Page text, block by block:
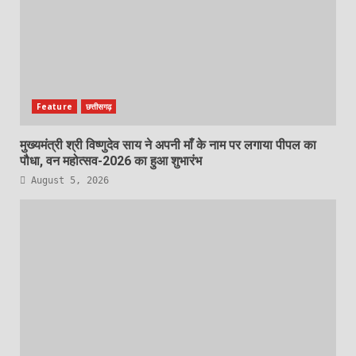
Feature छत्तीसगढ़
मुख्यमंत्री श्री विष्णुदेव साय ने अपनी माँ के नाम पर लगाया पीपल का
पौधा, वन महोत्सव-2026 का हुआ शुभारंभ
August 5, 2026